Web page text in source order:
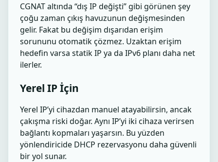
CGNAT altında “dış IP değişti” gibi görünen şey
çoğu zaman çıkış havuzunun değişmesinden
gelir. Fakat bu değişim dışarıdan erişim
sorununu otomatik çözmez. Uzaktan erişim
hedefin varsa statik IP ya da IPv6 planı daha net
ilerler.
Yerel IP İçin
Yerel IP’yi cihazdan manuel atayabilirsin, ancak
çakışma riski doğar. Aynı IP’yi iki cihaza verirsen
bağlantı kopmaları yaşarsın. Bu yüzden
yönlendiricide DHCP rezervasyonu daha güvenli
bir yol sunar.